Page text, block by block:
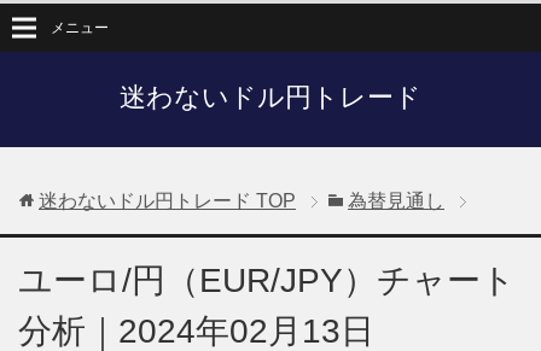
迷わないドル円トレード
メニュー
迷わないドル円トレード TOP 為替見通し
ユーロ/円（EUR/JPY）チャート
分析｜2024年02月13日